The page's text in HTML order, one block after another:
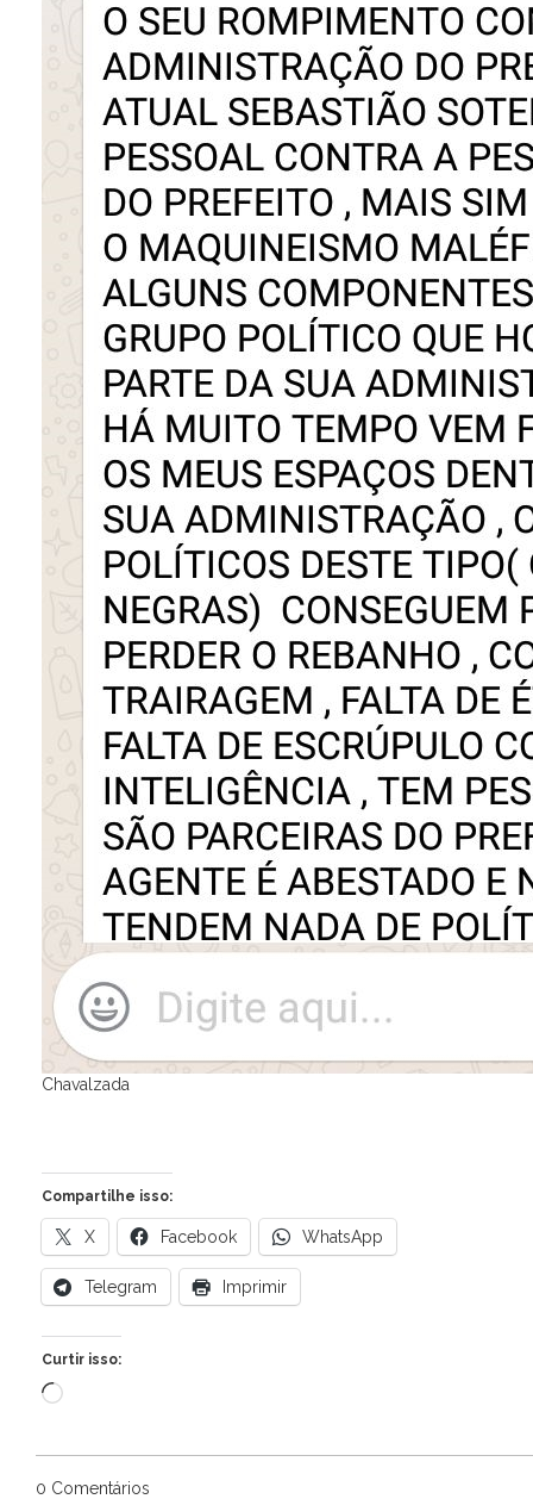
Chavalzada
Compartilhe isso:
X Facebook WhatsApp
Telegram Imprimir
Curtir isso:
Carregando...
0 Comentários